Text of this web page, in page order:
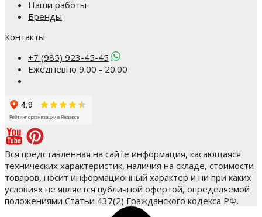
Наши работы
Бренды
Контакты
+7 (985) 923-45-45
Ежедневно 9:00 - 20:00
Вся представленная на сайте информация, касающаяся
технических характеристик, наличия на складе, стоимости
товаров, носит информационный характер и ни при каких
условиях не является публичной офертой, определяемой
положениями Статьи 437(2) Гражданского кодекса РФ.